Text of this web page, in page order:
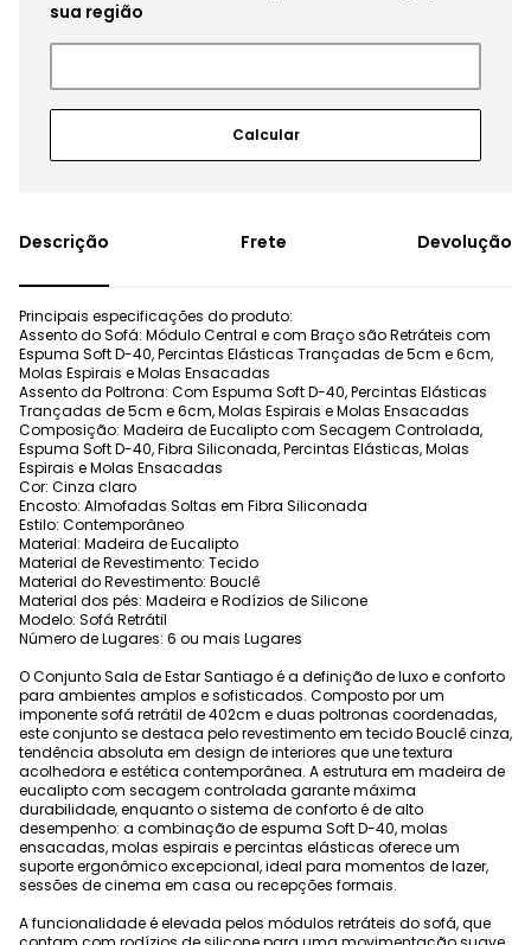
Frete Devolução
Principais especificações do produto:
Assento do Sofá: Módulo Central e com Braço são Retráteis com
Espuma Soft D-40, Percintas Elásticas Trançadas de 5cm e 6cm,
Molas Espirais e Molas Ensacadas
Assento da Poltrona: Com Espuma Soft D-40, Percintas Elásticas
Trançadas de 5cm e 6cm, Molas Espirais e Molas Ensacadas
Composição: Madeira de Eucalipto com Secagem Controlada,
Espuma Soft D-40, Fibra Siliconada, Percintas Elásticas, Molas
Espirais e Molas Ensacadas
Cor: Cinza claro
Encosto: Almofadas Soltas em Fibra Siliconada
Estilo: Contemporâneo
Material: Madeira de Eucalipto
Material de Revestimento: Tecido
Material do Revestimento: Bouclê
Material dos pés: Madeira e Rodízios de Silicone
Modelo: Sofá Retrátil
Número de Lugares: 6 ou mais Lugares
O Conjunto Sala de Estar Santiago é a definição de luxo e conforto
para ambientes amplos e sofisticados. Composto por um
imponente sofá retrátil de 402cm e duas poltronas coordenadas,
este conjunto se destaca pelo revestimento em tecido Bouclê cinza,
tendência absoluta em design de interiores que une textura
acolhedora e estética contemporânea. A estrutura em madeira de
eucalipto com secagem controlada garante máxima
durabilidade, enquanto o sistema de conforto é de alto
desempenho: a combinação de espuma Soft D-40, molas
ensacadas, molas espirais e percintas elásticas oferece um
suporte ergonômico excepcional, ideal para momentos de lazer,
sessões de cinema em casa ou recepções formais.
A funcionalidade é elevada pelos módulos retráteis do sofá, que